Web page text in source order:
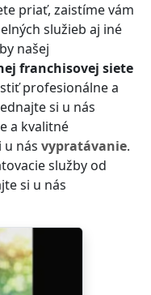
priať, zaistíme vám
služieb aj iné
našej
franchisovej siete
profesionálne a
si u nás
a kvalitné
u nás vypratávanie.
služby od
si u nás